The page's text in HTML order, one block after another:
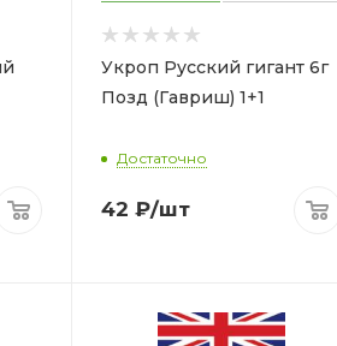
Укроп Русский гигант 6г
Позд (Гавриш) 1+1
Достаточно
42 ₽/шт